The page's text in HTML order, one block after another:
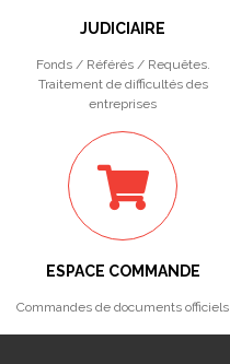
JUDICIAIRE
Fonds / Référés / Requêtes.
Traitement de difficultés des
entreprises
ESPACE COMMANDE
Commandes de documents officiels